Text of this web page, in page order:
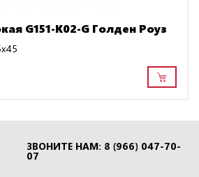
G151-K02-G Голден Роуз
ЗВОНИТЕ НАМ: 8 (966) 047-70-
07